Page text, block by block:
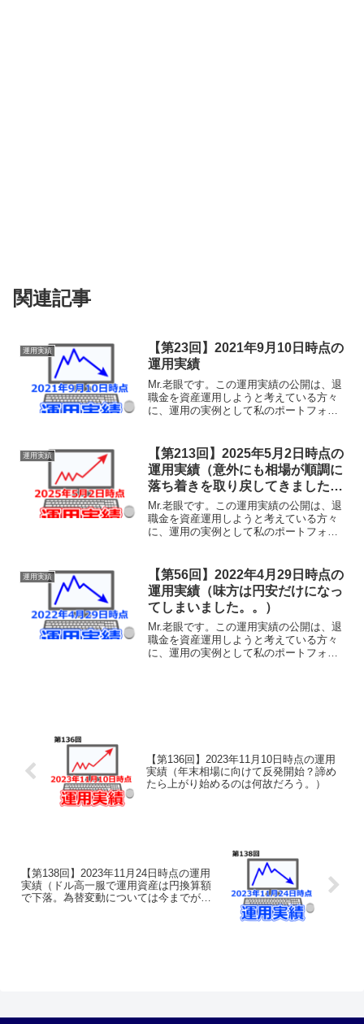
関連記事
運用実績
【第23回】2021年9月10日時点の
運用実績
Mr.老眼です。この運用実績の公開は、退
職金を資産運用しようと考えている方々
に、運用の実例として私のポートフォリ
ていただけることを目的としておりま
す。あくまでも実験台と...
運用実績
【第213回】2025年5月2日時点の
運用実績（意外にも相場が順調に
落ち着きを取り戻してきました。
慌てることなく、心を無にして耐
える日々が早くも報われそうで
す。）
Mr.老眼です。この運用実績の公開は、退
職金を資産運用しようと考えている方々
に、運用の実例として私のポートフォリ
ていただけることを目的としておりま
す。あくまでも実験台と...
運用実績
【第56回】2022年4月29日時点の
運用実績（味方は円安だけになっ
てしまいました。。）
Mr.老眼です。この運用実績の公開は、退
職金を資産運用しようと考えている方々
に、運用の実例として私のポートフォリ
【第136回】2023年11月10日時点の運用
実績（年末相場に向けて反発開始？諦め
たら上がり始めるのは何故だろう。）
【第138回】2023年11月24日時点の運用
実績（ドル高一服で運用資産は円換算額
で下落。為替変動については今までが恵